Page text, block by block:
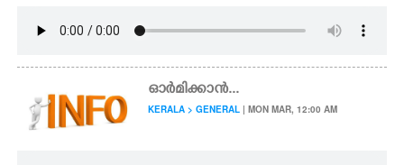
ഓർമിക്കാൻ...
KERALA > GENERAL | MON MAR, 12:00 AM